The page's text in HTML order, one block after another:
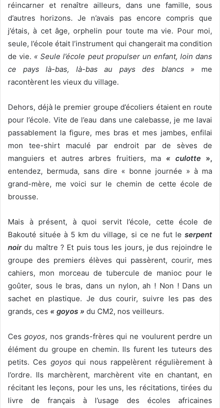
réincarner et renaître ailleurs, dans une famille, sous
d’autres horizons. Je n’avais pas encore compris que
j’étais, à cet âge, orphelin pour toute ma vie. Pour moi,
seule, l’école était l’instrument qui changerait ma condition
de vie. « Seule l’école peut propulser un enfant, loin dans
ce pays là-bas, là-bas au pays des blancs » me
racontèrent les vieux du village.
Dehors, déjà le premier groupe d’écoliers étaient en route
pour l’école. Vite de l’eau dans une calebasse, je me lavai
passablement la figure, mes bras et mes jambes, enfilai
mon tee-shirt maculé par endroit par de sèves de
manguiers et autres arbres fruitiers, ma « culotte»,
entendez, bermuda, sans dire « bonne journée » à ma
grand-mère, me voici sur le chemin de cette école de
brousse.
Mais à présent, à quoi servit l’école, cette école de
Bakouté située à 5 km du village, si ce ne fut le serpent
noirdu maître ? Et puis tous les jours, je dus rejoindre le
groupe des premiers élèves qui passèrent, courir, mes
cahiers, mon morceau de tubercule de manioc pour le
goûter, sous le bras, dans un nylon, ah ! Non ! Dans un
sachet en plastique. Je dus courir, suivre les pas des
grands, ces « goyos » du CM2, nos veilleurs.
Cesgoyos, nos grands-frères qui ne voulurent perdre un
élément du groupe en chemin. Ils furent les tuteurs des
petits. Ces goyos qui nous rappelèrent régulièrement à
l’ordre. Ils marchèrent, marchèrent vite en chantant, en
récitant les leçons, pour les uns, les récitations, tirées du
livre de français à l’usage des écoles africaines